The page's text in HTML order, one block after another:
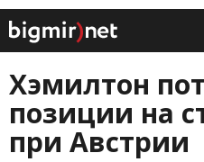
Хэмилтон
позиции на
при Австрии